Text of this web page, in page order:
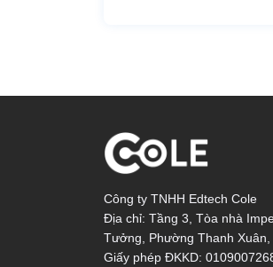
Công ty TNHH Edtech Cole
Địa chỉ: Tầng 3, Tòa nhà
Tưởng, Phường Thanh Xuân,
Giấy phép ĐKKD: